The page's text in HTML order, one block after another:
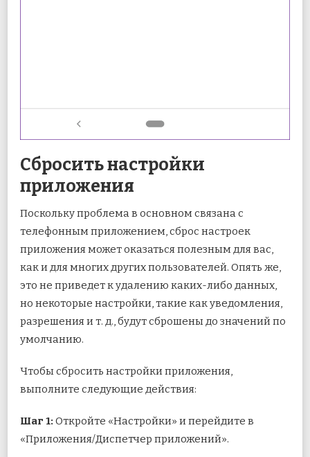
Сбросить настройки
приложения
Поскольку проблема в основном связана с
телефонным приложением, сброс настроек
приложения может оказаться полезным для вас,
как и для многих других пользователей. Опять же,
это не приведет к удалению каких-либо данных,
но некоторые настройки, такие как уведомления,
разрешения и т. д., будут сброшены до значений по
умолчанию.
Чтобы сбросить настройки приложения,
выполните следующие действия:
Шаг 1: Откройте «Настройки» и перейдите в
«Приложения/Диспетчер приложений».